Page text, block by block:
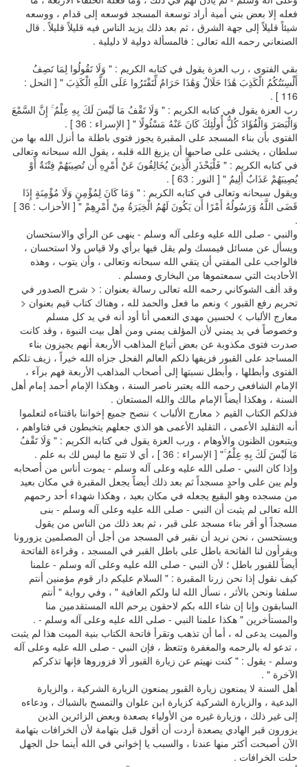
فعله إلا بعض بني أمية أراد توسعة المسجد فوسعه إلى قدام ، ووسعه
شيئاً قليلاً إلى جهة الشرق ، ثم بعد ذلك يزيد الناس فيه قليلاً قليلاً . قال
الصنعاني رحمه الله تعالى : فالمسألة دولية لا دليلية .
بقي الفتوى ، رب العزة يقول في كتابه الكريم : " وَلَا تَقُولُوا لِمَا تَصِفُ
أَلْسِنَتُكُمُ الْكَذِبَ هَٰذَا حَلَالٌ وَهَٰذَا حَرَامٌ لِّتَفْتَرُوا عَلَى اللَّهِ الْكَذِبَ " [ النحل :
116 ] .
رب العزة يقول في كتابه الكريم : " وَلَا تَقْفُ مَا لَيْسَ لَكَ بِهِ عِلْمٌ ۚ إِنَّ السَّمْعَ
وَالْبَصَرَ وَالْفُؤَادَ كُلُّ أُولَٰئِكَ كَانَ عَنْهُ مَسْئُولًا " [ الإسراء : 36 ] .
الفتوى بأن بناء المسجد على المقبرة يجوز فتوى باطلة ما أنزل الله بها من
سلطان ، يخشى على صاحبها أن يزيغ الله قلبه ، يقول الله سبحانه وتعالى
في كتابه الكريم : " فَلْيَحْذَرِ الَّذِينَ يُخَالِفُونَ عَنْ أَمْرِهِ أَن تُصِيبَهُمْ فِتْنَةٌ أَوْ
يُصِيبَهُمْ عَذَابٌ أَلِيمٌ " [ النور : 63 ] .
ويقول سبحانه وتعالى في كتابه الكريم : " وَمَا كَانَ لِمُؤْمِنٍ وَلَا مُؤْمِنَةٍ إِذَا
قَضَى اللَّهُ وَرَسُولُهُ أَمْرًا أَن يَكُونَ لَهُمُ الْخِيَرَةُ مِنْ أَمْرِهِمْ " [ الأحزاب : 36 ]
.
والنبي - صلى الله عليه وعلى آله وسلم - ينهى عن الرأي والاستحسان
ويسأل عن مسائل فيمسك ولم يقل فيها برأي ولا قياس ولا استحسان ،
فالواجب على المفتي أن يتقي الله سبحانه وتعالى ، وأن يتوب ، وهذه
الأحاديث التي سمعتموها من البخاري ومسلم .
وقد ألف الشوكاني رحمه الله تعالى رسالة بعنوان : < شرح الصدور في
تحريم رفع القبور > ونعم ما فعل والحمد لله ، وهناك كتاب قيم بعنوان <
معارج الألباب > لحسين مهدي النعمي أنا أود أنه في يد كل مسلم
وخصوصاً في يد يمني لأن المؤلف يمني ومن أهل بيت النبوة ، وقد كانت
صدرت فتوى مكذوبة عن بعض أتباع المذاهب الأربعة أنهم يجيزون بناء
المساجد على القبور فزيفها ذلكم العالم الفحل جزاه الله خيراً ، زيف تلكم
الفتوى وأبطلها ، وأبطل نسبتها إلى أصحاب المذاهب الأربعة فهم برآء ،
الإمام الشافعي رحمه الله يعتبر ناصر السنة ، وهكذا الإمام أحمد إمام أهل
السنة ، وهكذا أيضاً الإمام مالك والله المستعان .
فذلكم الكتاب القيم < معارج الألباب > ننصح جميع إخواننا باقتناءه لتعلموا
أنه التقليد الأعمى ، التقليد الأعمى هو الذي جعلهم يتخبطون في فتاواهم ،
ويتبعون الظنون والأوهام ، ورب العزة يقول في كتابه الكريم : " وَلَا تَقْفُ
مَا لَيْسَ لَكَ بِهِ عِلْمٌ ۚ" [ الإسراء : 36 ] ، أي لا تتبع ما ليس لك به علم .
وإذا كان النبي - صلى الله عليه وعلى آله وسلم - يموت أناس من أصحابه
ولم يبن على واحدٍ مسجداً ثم بعد ذلك أيضاً يجعل المقبرة في مكان بعيد
من مسجده وهو البقيع يجعله في مكان بعيد ، وهكذا شهداء أحد رحمهم
الله تعالى لم يثبت أن النبي - صلى الله عليه وعلى آله وسلم - بنى
مسجداً أو أقر بناء مسجد على قبر ، ثم بعد ذلك من الناس من يقول
ويستحسن ، نحن نريد أن نقبر في المسجد من أجل أن المصلمين يزورونا
ويقرأون لنا الفاتحة باطل على باطل القبر في المسجد ، وقراءة الفاتحة
أيضاً للقبور باطل ؛ لأن النبي - صلى الله عليه وعلى آله وسلم - علمنا
كيف نقول إذا نحن زرنا المقبرة : " السلام عليكم دار قوم مؤمنين أنتم
سلفنا ونحن بالأثر ، نسأل الله لنا ولكم العافية " ، وفي رواية " أنتم
السابقون وإنا إن شاء الله بكم لاحقون يرحم الله المستقدمين منا
والمستأخرين " هكذا علمنا النبي - صلى الله عليه وعلى آله وسلم - .
والميت يدعى له ، أما أن تذهب وتقرأ فاتحة الكتاب بنية الميت هذا لم يثبت
، تدعو له بالرحمه والمغفرة وتتعظ ، فإن النبي - صلى الله عليه وعلى آله
وسلم - يقول : " كنت نهيتم عن زيارة القبور ألا فزوروها فإنها تذكركم
الآخرة " .
أهل السنة لا يمنعون زيارة القبور يمنعون الزيارة الشركية ، والزيارة
البدعية ، والزيارة الشركية كزيارة ابن علوان والتمسح بالشباك ، ودعاءه
إلى غير ذلك ، وزيارة غيره من الأولياء بصعدة وبعض الزائرين الذين
يزورون قبر الهادي يصعدة أردت أن أقول قبل بتهامة لأن الخرافات بتهامة
الآن أصبحت أكثر منها عندنا ، والسبب يا إخواني في الله أينما حل الجهل
حلت الخرافات .